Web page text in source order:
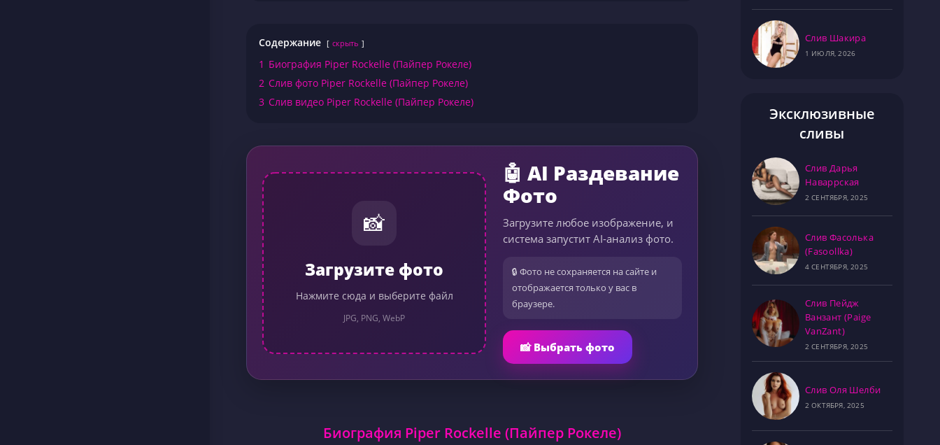
Содержание скрыть
1 Биография Piper Rockelle (Пайпер Рокеле)
2 Слив фото Piper Rockelle (Пайпер Рокеле)
3 Слив видео Piper Rockelle (Пайпер Рокеле)
📸
Загрузите фото
Нажмите сюда и выберите файл
JPG, PNG, WebP
🤖 AI Раздевание
Фото
Загрузите любое изображение, и
система запустит AI-анализ фото.
🔒 Фото не сохраняется на сайте и
отображается только у вас в
браузере.
📸 Выбрать фото
Биография Piper Rockelle (Пайпер Рокеле)
Слив Шакира
1 ИЮЛЯ, 2026
Эксклюзивные
сливы
Слив Дарья
Наваррская
2 СЕНТЯБРЯ, 2025
Слив Фасолька
(Fasoollka)
4 СЕНТЯБРЯ, 2025
Слив Пейдж
Ванзант (Paige
VanZant)
2 СЕНТЯБРЯ, 2025
Слив Оля Шелби
2 ОКТЯБРЯ, 2025